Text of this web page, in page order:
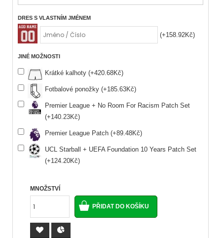
DRES S VLASTNÍM JMÉNEM
(+158.92Kč)
JINÉ MOŽNOSTI
Krátké kalhoty (+420.68Kč)
Fotbalové ponožky (+185.63Kč)
Premier League + No Room For Racism Patch Set
(+140.23Kč)
Premier League Patch (+89.48Kč)
UCL Starball + UEFA Foundation 10 Years Patch Set
(+124.20Kč)
MNOŽSTVÍ